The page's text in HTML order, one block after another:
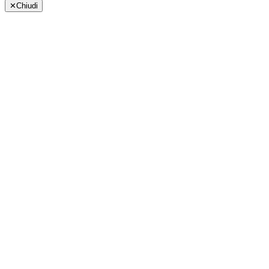
✕Chiudi